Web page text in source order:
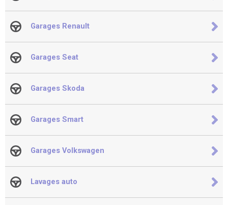
Garages Renault
Garages Seat
Garages Skoda
Garages Smart
Garages Volkswagen
Lavages auto